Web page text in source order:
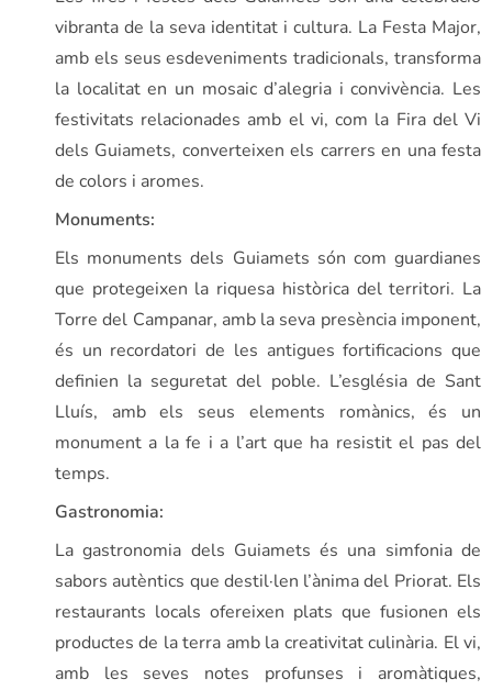
vibranta de la seva identitat i cultura. La Festa Major,
amb els seus esdeveniments tradicionals, transforma
la localitat en un mosaic d’alegria i convivència. Les
festivitats relacionades amb el vi, com la Fira del Vi
dels Guiamets, converteixen els carrers en una festa
de colors i aromes.
Monuments:
Els monuments dels Guiamets són com guardianes
que protegeixen la riquesa històrica del territori. La
Torre del Campanar, amb la seva presència imponent,
és un recordatori de les antigues fortificacions que
definien la seguretat del poble. L’església de Sant
Lluís, amb els seus elements romànics, és un
monument a la fe i a l’art que ha resistit el pas del
temps.
Gastronomia:
La gastronomia dels Guiamets és una simfonia de
sabors autèntics que destil·len l’ànima del Priorat. Els
restaurants locals ofereixen plats que fusionen els
productes de la terra amb la creativitat culinària. El vi,
amb les seves notes profunses i aromàtiques,